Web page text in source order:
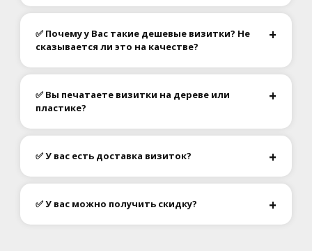
✅ Почему у Вас такие дешевые визитки? Не
сказывается ли это на качестве?
✅ Вы печатаете визитки на дереве или
пластике?
✅ У вас есть доставка визиток?
✅ У вас можно получить скидку?